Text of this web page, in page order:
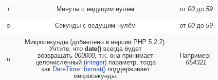
i Минуты с ведущим нулём от 00 до 59
s Секунды с ведущим нулём от 00 до 59
u
Микросекунды (добавлено в версии PHP 5.2.2).
Учтите, что date() всегда будет
возвращать 000000, т.к. она принимает
целочисленный (integer) параметр, тогда
как DateTime::format() поддерживает
микросекунды.
Например:
654321